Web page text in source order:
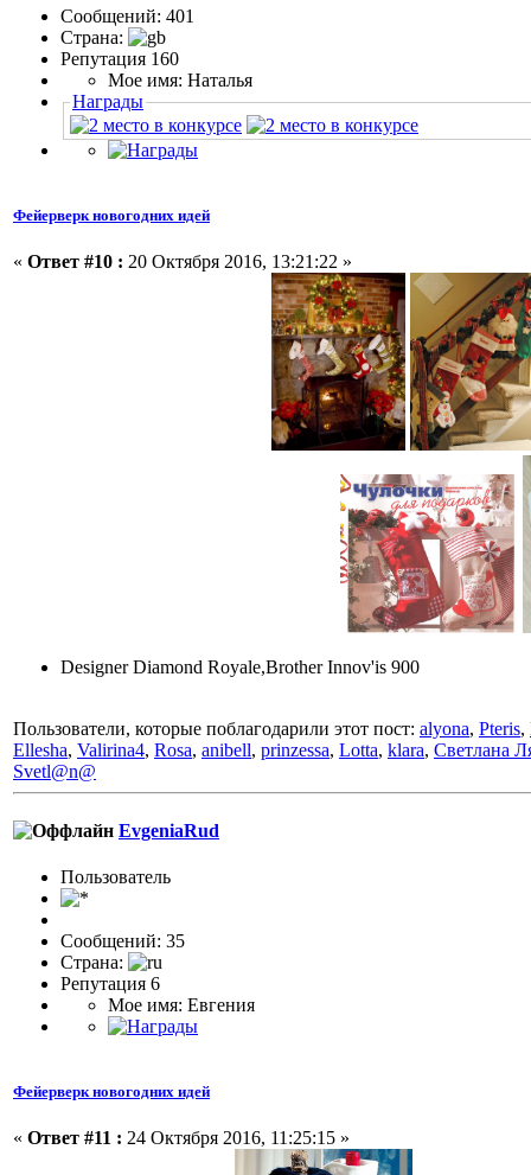
Сообщений: 401
Страна:
Репутация 160
Мое имя: Наталья
Награды
Фейерверк новогодних идей
« Ответ #10 : 20 Октября 2016, 13:21:22 »
Designer Diamond Royale,Brother Innov'is 900
Пользователи, которые поблагодарили этот пост: alyona, Pteris,
Ellesha, Valirina4, Rosa, anibell, prinzessa, Lotta, klara, Светлана
Svetl@n@
EvgeniaRud
Пользоватeль
Сообщений: 35
Страна:
Репутация 6
Мое имя: Евгения
Фейерверк новогодних идей
« Ответ #11 : 24 Октября 2016, 11:25:15 »